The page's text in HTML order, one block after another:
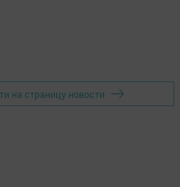
на страницу новости